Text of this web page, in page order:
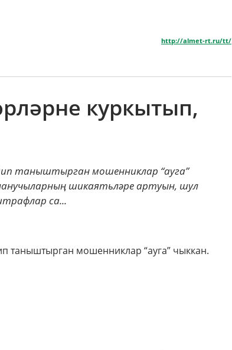
http://almet-rt.ru/tt/
куркытып,
таныштырган мошенниклар “ауга”
шикаятьләре артуын, шул
са...
таныштырган мошенниклар “ауга” чыккан.